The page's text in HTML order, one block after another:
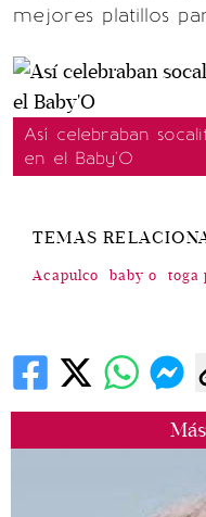
mejores platillos
Así celebraban
en el Baby'O
TEMAS
Acapulco baby o toga